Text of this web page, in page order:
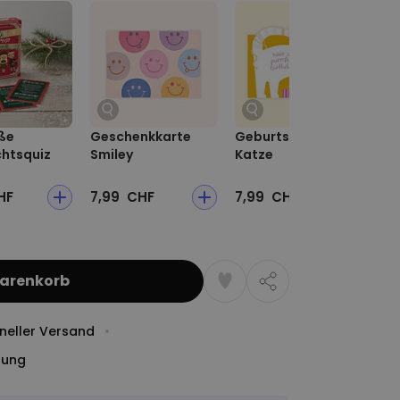
Geschenkkarte
Smiley
7,99 CHF
Geburtstagskarte
Katze
7,99 CHF
Versand